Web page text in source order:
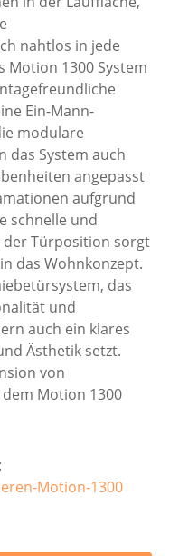
nahtlos in jede
Motion 1300 System
Ein-Mann-
modulare
das System auch
angepasst
aufgrund
schnelle und
Türposition sorgt
das Wohnkonzept.
das
und
auch ein klares
Ästhetik setzt.
von
dem Motion 1300
Motion-1300